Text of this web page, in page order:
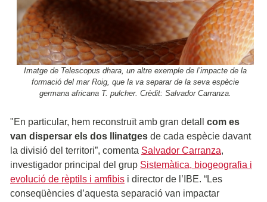
Imatge de Telescopus dhara, un altre exemple de l’impacte de la
formació del mar Roig, que la va separar de la seva espècie
germana africana T. pulcher. Crèdit: Salvador Carranza.
"En particular, hem reconstruït amb gran detall com es
van dispersar els dos llinatges de cada espècie davant
la divisió del territori”, comenta Salvador Carranza,
investigador principal del grup Sistemàtica, biogeografia i
evolució de rèptils i amfibis i director de l’IBE. “Les
conseqüències d’aquesta separació van impactar